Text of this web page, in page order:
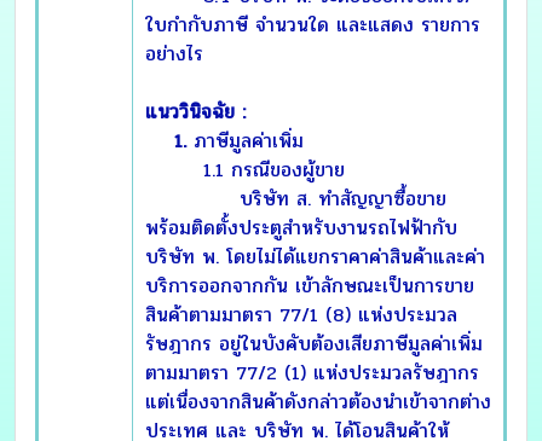
ใบกำกับภาษี จำนวนใด และแสดง รายการ
อย่างไร
แนววินิจฉัย :
1. ภาษีมูลค่าเพิ่ม
1.1 กรณีของผู้ขาย
บริษัท ส. ทำสัญญาซื้อขาย
พร้อมติดตั้งประตูสำหรับงานรถไฟฟ้ากับ
บริษัท พ. โดยไม่ได้แยกราคาค่าสินค้าและค่า
บริการออกจากกัน เข้าลักษณะเป็นการขาย
สินค้าตามมาตรา 77/1 (8) แห่งประมวล
รัษฎากร อยู่ในบังคับต้องเสียภาษีมูลค่าเพิ่ม
ตามมาตรา 77/2 (1) แห่งประมวลรัษฎากร
แต่เนื่องจากสินค้าดังกล่าวต้องนำเข้าจากต่าง
ประเทศ และ บริษัท พ. ได้โอนสินค้าให้